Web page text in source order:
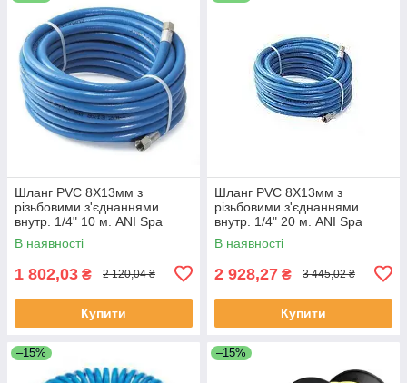
Шланг PVC 8Х13мм з
різьбовими з'єднаннями
внутр. 1/4" 10 м. ANI Spa
AH0379104 (Італія)
В наявності
1 802,03 ₴ 2 120,04 ₴
Купити
Шланг PVC 8Х13мм з
різьбовими з'єднаннями
внутр. 1/4" 20 м. ANI Spa
AH0379105 (Італія)
В наявності
2 928,27 ₴ 3 445,02 ₴
Купити
–15% –15%